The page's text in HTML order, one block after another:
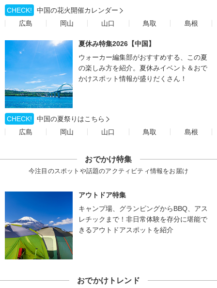
CHECK!
中国の花火開催カレンダー
広島
岡山 山口 鳥取 島根
夏休み特集2026【中国】
ウォーカー編集部がおすすめする、この夏
の楽しみ方を紹介。夏休みイベント＆おで
かけスポット情報が盛りだくさん！
CHECK!
中国の夏祭りはこちら
広島
岡山 山口 鳥取 島根
おでかけ特集
今注目のスポットや話題のアクティビティ情報をお届け
アウトドア特集
キャンプ場、グランピングからBBQ、アス
レチックまで！非日常体験を存分に堪能で
きるアウトドアスポットを紹介
おでかけトレンド